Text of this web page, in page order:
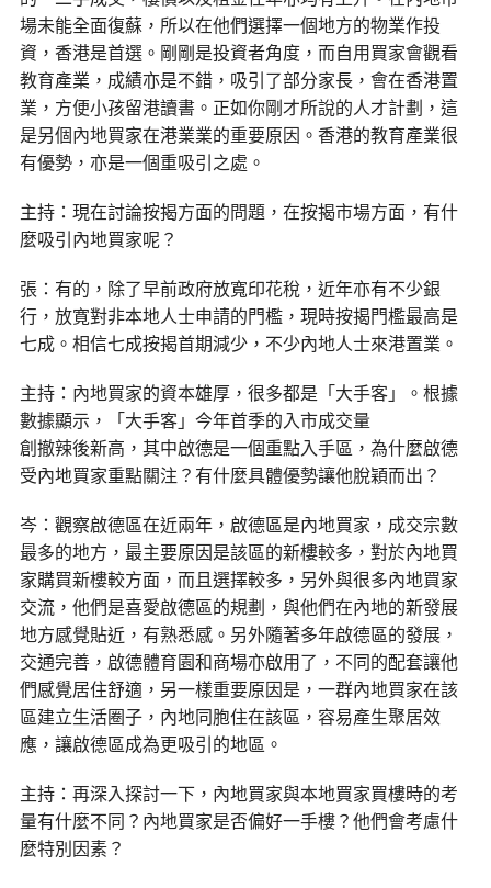
場未能全面復蘇，所以在他們選擇一個地方的物業作投
資，香港是首選。剛剛是投資者角度，而自用買家會觀看
教育產業，成績亦是不錯，吸引了部分家長，會在香港置
業，方便小孩留港讀書。正如你剛才所說的人才計劃，這
是另個內地買家在港業業的重要原因。香港的教育產業很
有優勢，亦是一個重吸引之處。
主持：現在討論按揭方面的問題，在按揭市場方面，有什
麼吸引內地買家呢？
張：有的，除了早前政府放寬印花稅，近年亦有不少銀
行，放寛對非本地人士申請的門檻，現時按揭門檻最高是
七成。相信七成按揭首期減少，不少內地人士來港置業。
主持：內地買家的資本雄厚，很多都是「大手客」。根據
數據顯示，「大手客」今年首季的入市成交量
創撤辣後新高，其中啟德是一個重點入手區，為什麼啟德
受內地買家重點關注？有什麼具體優勢讓他脫穎而出？
岑：觀察啟德區在近兩年，啟德區是內地買家，成交宗數
最多的地方，最主要原因是該區的新樓較多，對於內地買
家購買新樓較方面，而且選擇較多，另外與很多內地買家
交流，他們是喜愛啟德區的規劃，與他們在內地的新發展
地方感覺貼近，有熟悉感。另外隨著多年啟德區的發展，
交通完善，啟德體育園和商場亦啟用了，不同的配套讓他
們感覺居住舒適，另一樣重要原因是，一群內地買家在該
區建立生活圈子，內地同胞住在該區，容易產生聚居效
應，讓啟德區成為更吸引的地區。
主持：再深入探討一下，內地買家與本地買家買樓時的考
量有什麼不同？內地買家是否偏好一手樓？他們會考慮什
麼特別因素？